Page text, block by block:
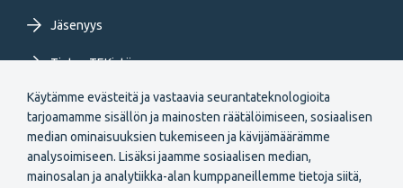
Käytämme evästeitä ja vastaavia seurantateknologioita
tarjoamamme sisällön ja mainosten räätälöimiseen, sosiaalisen
median ominaisuuksien tukemiseen ja kävijämäärämme
analysoimiseen. Lisäksi jaamme sosiaalisen median,
mainosalan ja analytiikka-alan kumppaneillemme tietoja siitä,
Jäsenyys
Tietoa TEKistä
Extranet